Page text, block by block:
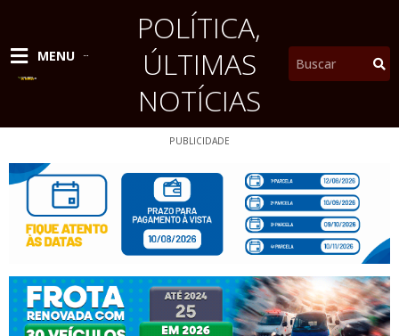
conteúdo
MENU
POLÍTICA,
ÚLTIMAS
NOTÍCIAS
Pesquisar
PUBLICIDADE